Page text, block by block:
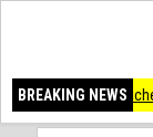
BREAKING NEWS
Anche provincia di